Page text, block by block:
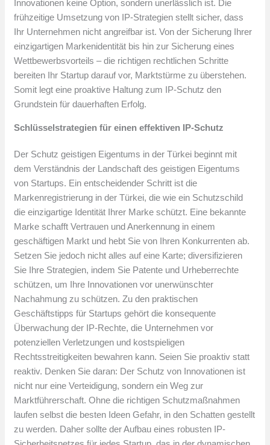
Innovationen keine Option, sondern unerlässlich ist. Die
frühzeitige Umsetzung von IP-Strategien stellt sicher, dass
Ihr Unternehmen nicht angreifbar ist. Von der Sicherung Ihrer
einzigartigen Markenidentität bis hin zur Sicherung eines
Wettbewerbsvorteils – die richtigen rechtlichen Schritte
bereiten Ihr Startup darauf vor, Marktstürme zu überstehen.
Somit legt eine proaktive Haltung zum IP-Schutz den
Grundstein für dauerhaften Erfolg.
Schlüsselstrategien für einen effektiven IP-Schutz
Der Schutz geistigen Eigentums in der Türkei beginnt mit
dem Verständnis der Landschaft des geistigen Eigentums
von Startups. Ein entscheidender Schritt ist die
Markenregistrierung in der Türkei, die wie ein Schutzschild
die einzigartige Identität Ihrer Marke schützt. Eine bekannte
Marke schafft Vertrauen und Anerkennung in einem
geschäftigen Markt und hebt Sie von Ihren Konkurrenten ab.
Setzen Sie jedoch nicht alles auf eine Karte; diversifizieren
Sie Ihre Strategien, indem Sie Patente und Urheberrechte
schützen, um Ihre Innovationen vor unerwünschter
Nachahmung zu schützen. Zu den praktischen
Geschäftstipps für Startups gehört die konsequente
Überwachung der IP-Rechte, die Unternehmen vor
potenziellen Verletzungen und kostspieligen
Rechtsstreitigkeiten bewahren kann. Seien Sie proaktiv statt
reaktiv. Denken Sie daran: Der Schutz von Innovationen ist
nicht nur eine Verteidigung, sondern ein Weg zur
Marktführerschaft. Ohne die richtigen Schutzmaßnahmen
laufen selbst die besten Ideen Gefahr, in den Schatten gestellt
zu werden. Daher sollte der Aufbau eines robusten IP-